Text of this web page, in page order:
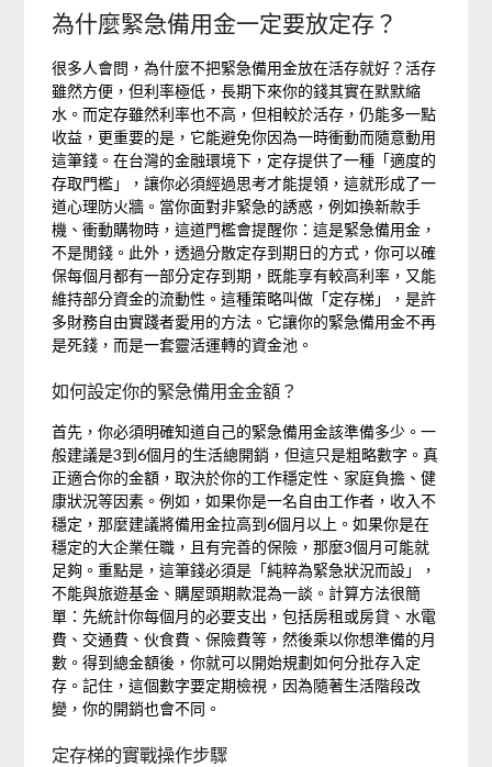
為什麼緊急備用金一定要放定存？
很多人會問，為什麼不把緊急備用金放在活存就好？活存
雖然方便，但利率極低，長期下來你的錢其實在默默縮
水。而定存雖然利率也不高，但相較於活存，仍能多一點
收益，更重要的是，它能避免你因為一時衝動而隨意動用
這筆錢。在台灣的金融環境下，定存提供了一種「適度的
存取門檻」，讓你必須經過思考才能提領，這就形成了一
道心理防火牆。當你面對非緊急的誘惑，例如換新款手
機、衝動購物時，這道門檻會提醒你：這是緊急備用金，
不是閒錢。此外，透過分散定存到期日的方式，你可以確
保每個月都有一部分定存到期，既能享有較高利率，又能
維持部分資金的流動性。這種策略叫做「定存梯」，是許
多財務自由實踐者愛用的方法。它讓你的緊急備用金不再
是死錢，而是一套靈活運轉的資金池。
如何設定你的緊急備用金金額？
首先，你必須明確知道自己的緊急備用金該準備多少。一
般建議是3到6個月的生活總開銷，但這只是粗略數字。真
正適合你的金額，取決於你的工作穩定性、家庭負擔、健
康狀況等因素。例如，如果你是一名自由工作者，收入不
穩定，那麼建議將備用金拉高到6個月以上。如果你是在
穩定的大企業任職，且有完善的保險，那麼3個月可能就
足夠。重點是，這筆錢必須是「純粹為緊急狀況而設」，
不能與旅遊基金、購屋頭期款混為一談。計算方法很簡
單：先統計你每個月的必要支出，包括房租或房貸、水電
費、交通費、伙食費、保險費等，然後乘以你想準備的月
數。得到總金額後，你就可以開始規劃如何分批存入定
存。記住，這個數字要定期檢視，因為隨著生活階段改
變，你的開銷也會不同。
定存梯的實戰操作步驟